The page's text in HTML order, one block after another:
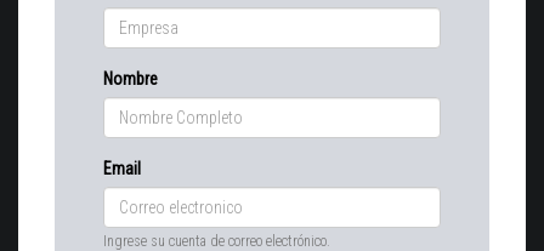
Nombre
Email
Ingrese su cuenta de correo electrónico.